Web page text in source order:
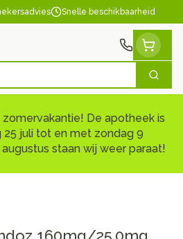
Snelle beschikbaarheid
Zoek
De apotheek is
juli tot en met zondag 9
staan wij weer paraat!